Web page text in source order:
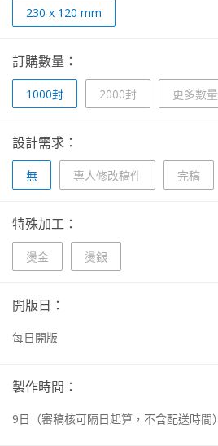
230 x 120 mm
訂購數量：
1000封 2000封 更多數量
設計需求：
無 專人修改稿件 完稿
特殊加工：
燙金 燙銀
開版日：
每日開版
製作時間：
9日 （審稿核可隔日起算，不含配送時間）